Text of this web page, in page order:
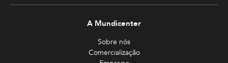
A Mundicenter
Sobre nós
Comercialização